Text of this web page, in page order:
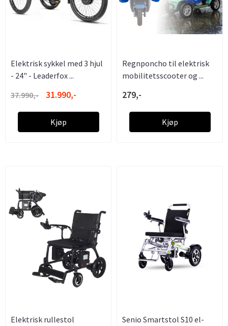
Elektrisk sykkel med 3 hjul
- 24" - Leaderfox ...
37.990,-
31.990,-
Kjøp
Regnponcho til elektrisk
mobilitetsscooter og ...
279,-
Kjøp
Elektrisk rullestol
Senio Smartstol S10 el-